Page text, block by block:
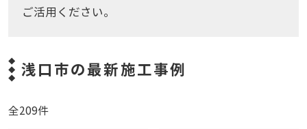
ご活用ください。
浅口市の最新施工事例
全209件